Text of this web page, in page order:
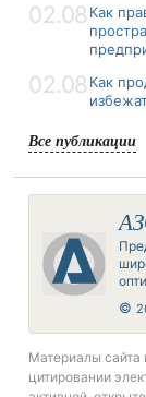
02.08 Как
02.08 Как
Все публикации
©
Материалы сайта
цитировании